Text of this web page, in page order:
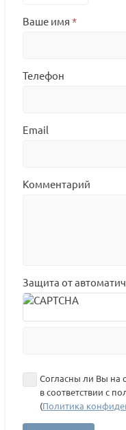
Ваше имя *
Телефон
Email
Комментарий
Защита от
Согласны ли Вы на
в соответствии с
(Политика